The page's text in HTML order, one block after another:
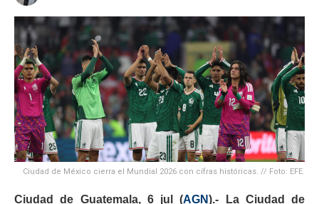
Ciudad de México cierra el Mundial 2026 con cífras históricas. // Foto: EFE.
Ciudad de Guatemala, 6 jul (AGN).- La Ciudad de